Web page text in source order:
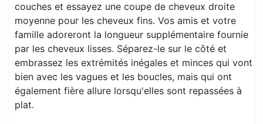
couches et essayez une coupe de cheveux droite
moyenne pour les cheveux fins. Vos amis et votre
famille adoreront la longueur supplémentaire fournie
par les cheveux lisses. Séparez-le sur le côté et
embrassez les extrémités inégales et minces qui vont
bien avec les vagues et les boucles, mais qui ont
également fière allure lorsqu'elles sont repassées à
plat.